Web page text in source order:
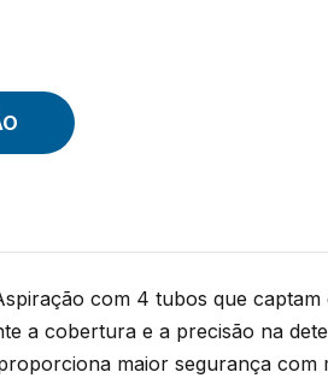
com 4 tubos que
a cobertura e a precisão na
maior segurança com